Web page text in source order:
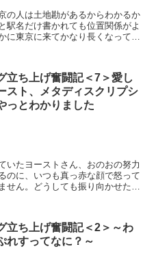
の人は土地勘があるからわかるか
駅名だけ書かれても位置関係がよ
に東京に来てかなり長くなってき
立ち上げ奮闘記＜7＞愛し
スト、メタディスクリプシ
っとわかりました
いたヨーストさん、おのおの努力
のに、いつも真っ赤な顔で怒って
せん。どうしても振り向かせたい
立ち上げ奮闘記＜2＞～わ
れすってなに？～